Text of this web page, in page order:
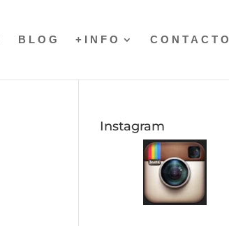
BLOG +INFO CONTACTO
Instagram